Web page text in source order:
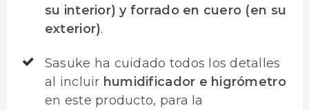
su interior) y forrado en cuero (en su
exterior).
Sasuke ha cuidado todos los detalles
al incluir humidificador e higrómetro
en este producto, para la